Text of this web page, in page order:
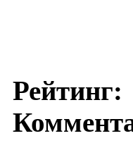
Рейтинг: